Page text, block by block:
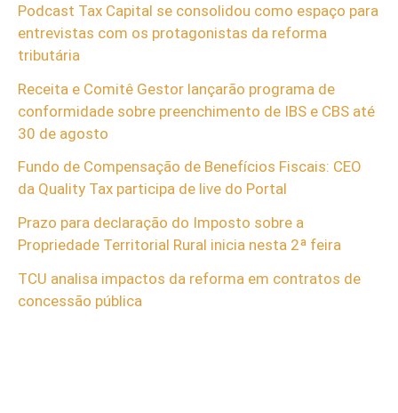
Podcast Tax Capital se consolidou como espaço para
entrevistas com os protagonistas da reforma
tributária
Receita e Comitê Gestor lançarão programa de
conformidade sobre preenchimento de IBS e CBS até
30 de agosto
Fundo de Compensação de Benefícios Fiscais: CEO
da Quality Tax participa de live do Portal
Prazo para declaração do Imposto sobre a
Propriedade Territorial Rural inicia nesta 2ª feira
TCU analisa impactos da reforma em contratos de
concessão pública